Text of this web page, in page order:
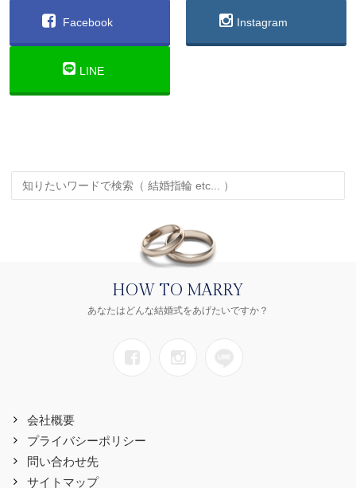
Facebook Instagram
LINE
HOW TO MARRY
あなたはどんな結婚式をあげたいですか？
会社概要
プライバシーポリシー
問い合わせ先
サイトマップ